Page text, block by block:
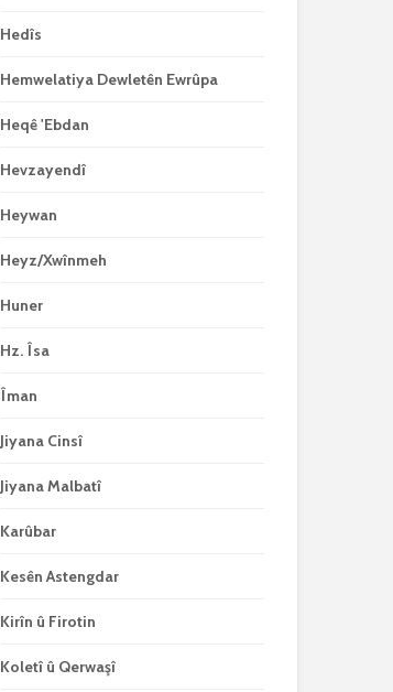
Hedîs
Hemwelatiya Dewletên Ewrûpa
Heqê 'Ebdan
Hevzayendî
Heywan
Heyz/Xwînmeh
Huner
Hz. Îsa
Îman
Jiyana Cinsî
Jiyana Malbatî
Karûbar
Kesên Astengdar
Kirîn û Firotin
Koletî û Qerwaşî